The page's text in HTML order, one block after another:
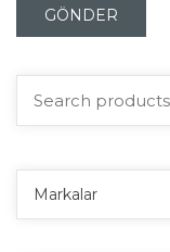
Markalar